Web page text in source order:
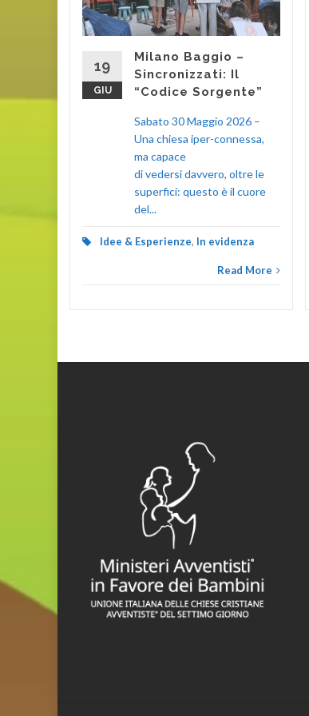
19
GIU
Milano Baggio –
Sincronizzati: Il
“Codice Sorgente”
Sabato 30 Maggio 2026 –
Una chiesa iper-connessa,
ma capace
di vedersi davvero, oltre le
superfici: questo è il cuore
del...
Idee & Esperienze, In evidenza
Read More